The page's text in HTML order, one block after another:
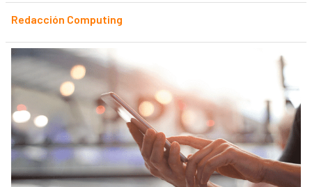
Redacción Computing